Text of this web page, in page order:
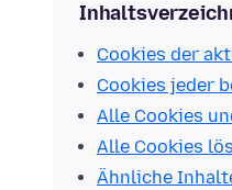
Cookies der
Cookies jeder
Alle Cookies
Alle Cookies
Ähnliche